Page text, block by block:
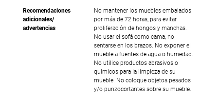
Recomendaciones
adicionales/
advertencias
No mantener los muebles embalados
por más de 72 horas, para evitar
proliferación de hongos y manchas.
No usar el sofá como cama, no
sentarse en los brazos. No exponer el
mueble a fuentes de agua o humedad.
No utilice productos abrasivos o
químicos para la limpieza de su
mueble. No coloque objetos pesados
y/o punzocortantes sobre su mueble.